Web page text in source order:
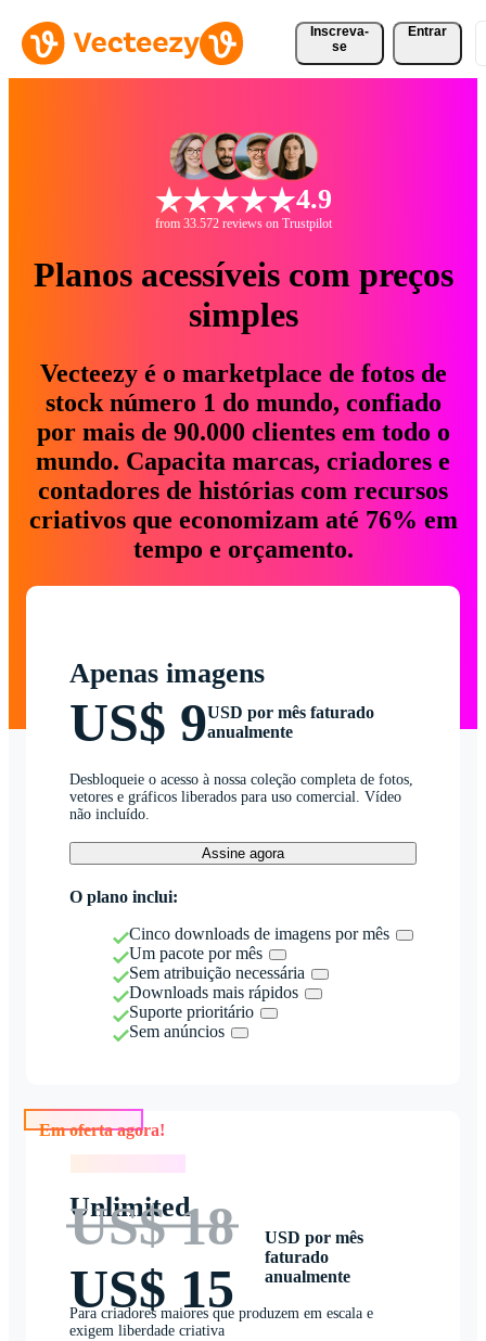
Inscreva-
se
Entrar
4.9
from 33.572 reviews on Trustpilot
Planos acessíveis com preços
simples
Vecteezy é o marketplace de fotos de
stock número 1 do mundo, confiado
por mais de 90.000 clientes em todo o
mundo. Capacita marcas, criadores e
contadores de histórias com recursos
criativos que economizam até 76% em
tempo e orçamento.
Apenas imagens
US$ 9USD por mês faturado
anualmente
Desbloqueie o acesso à nossa coleção completa de fotos,
vetores e gráficos liberados para uso comercial. Vídeo
não incluído.
Assine agora
O plano inclui:
Cinco downloads de imagens por mês
Um pacote por mês
Sem atribuição necessária
Downloads mais rápidos
Suporte prioritário
Sem anúncios
Unlimited
US$ 18
US$ 15
USD por mês
faturado
anualmente
Para criadores maiores que produzem em escala e
exigem liberdade criativa